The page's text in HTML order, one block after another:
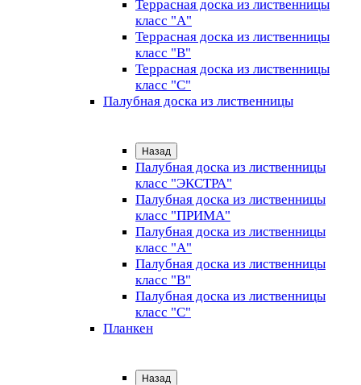
Террасная доска из лиственницы
класс "А"
Террасная доска из лиственницы
класс "B"
Террасная доска из лиственницы
класс "C"
Палубная доска из лиственницы
Назад
Палубная доска из лиственницы
класс "ЭКСТРА"
Палубная доска из лиственницы
класс "ПРИМА"
Палубная доска из лиственницы
класс "А"
Палубная доска из лиственницы
класс "B"
Палубная доска из лиственницы
класс "C"
Планкен
Назад